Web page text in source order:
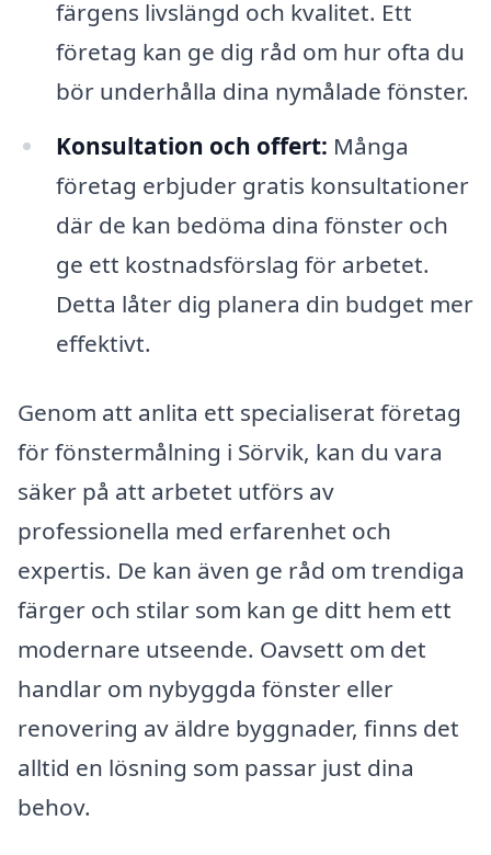
färgens livslängd och kvalitet. Ett
företag kan ge dig råd om hur ofta du
bör underhålla dina nymålade fönster.
Konsultation och offert: Många
företag erbjuder gratis konsultationer
där de kan bedöma dina fönster och
ge ett kostnadsförslag för arbetet.
Detta låter dig planera din budget mer
effektivt.
Genom att anlita ett specialiserat företag
för fönstermålning i Sörvik, kan du vara
säker på att arbetet utförs av
professionella med erfarenhet och
expertis. De kan även ge råd om trendiga
färger och stilar som kan ge ditt hem ett
modernare utseende. Oavsett om det
handlar om nybyggda fönster eller
renovering av äldre byggnader, finns det
alltid en lösning som passar just dina
behov.